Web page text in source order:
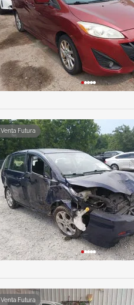
Venta Futura
Venta Futura